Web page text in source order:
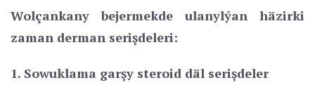
Wolçankany bejermekde ulanylýan häzirki
zaman derman serişdeleri:
1. Sowuklama garşy steroid däl serişdeler